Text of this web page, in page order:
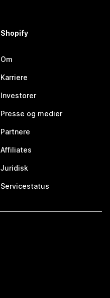
Shopify
Om
Karriere
Investorer
Presse og medier
Partnere
Affiliates
Juridisk
Servicestatus